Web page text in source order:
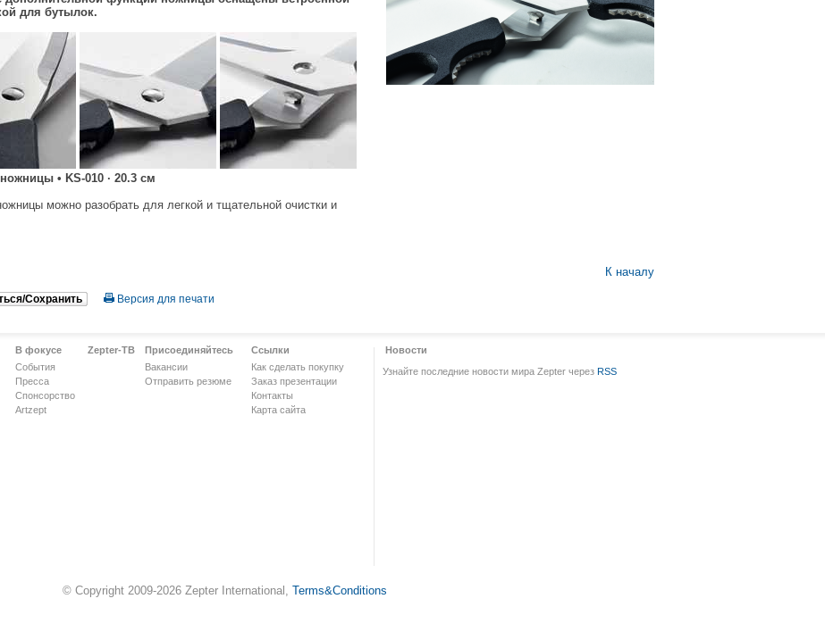
для бутылок.
• KS-010 · 20.3 см
можно разобрать для легкой и тщательной очистки и
К началу
Сохранить Версия для печати
В фокусе
События
Пресса
Спонсорство
Artzept
Zepter-ТВ
Присоединяйтесь
Вакансии
Отправить резюме
Ссылки
Как сделать покупку
Заказ презентации
Контакты
Карта сайта
Новости
Узнайте последние новости мира Zepter через RSS
© Copyright 2009-2026 Zepter International, Terms&Conditions